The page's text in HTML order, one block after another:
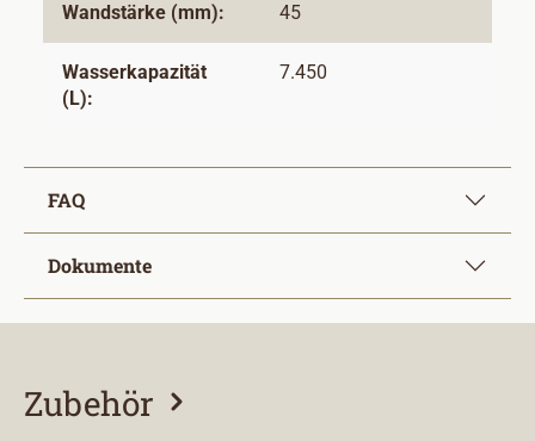
Wandstärke (mm): 45
Wasserkapazität
(L):
7.450
FAQ
Dokumente
Zubehör